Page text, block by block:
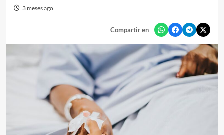
3 meses ago
Compartir en